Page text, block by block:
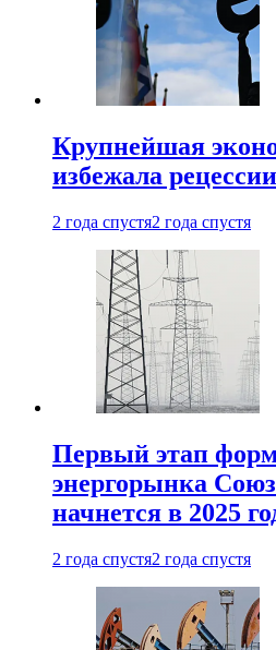
Крупнейшая
избежала рецессии
2 года спустя2 года спустя
Первый этап
энергорынка
начнется в 2025
2 года спустя2 года спустя